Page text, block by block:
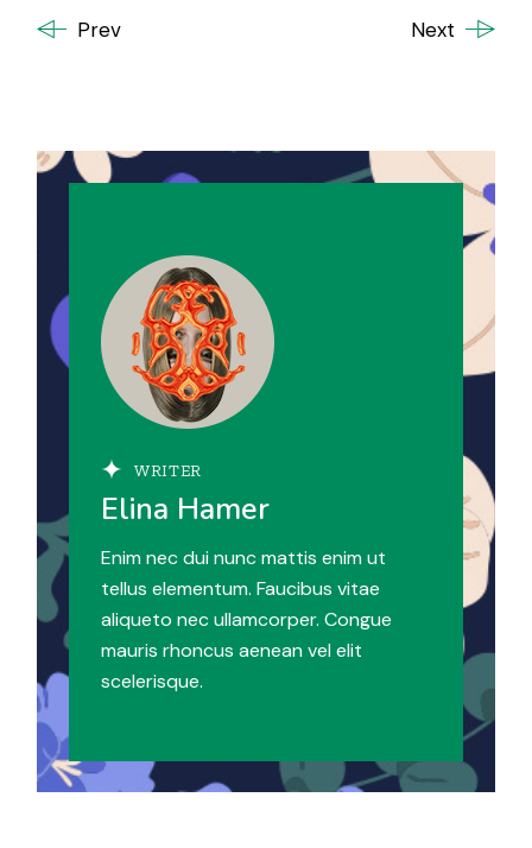
Prev Next
WRITER
Elina Hamer
Enim nec dui nunc mattis enim ut
tellus elementum. Faucibus vitae
aliqueto nec ullamcorper. Congue
mauris rhoncus aenean vel elit
scelerisque.